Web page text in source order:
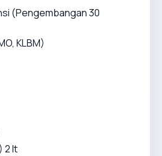
(Pengembangan 30
KLBM)
2 lt